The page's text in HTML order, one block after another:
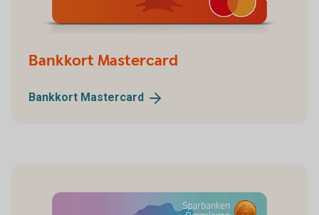
Bankkort Mastercard
Bankkort Mastercard